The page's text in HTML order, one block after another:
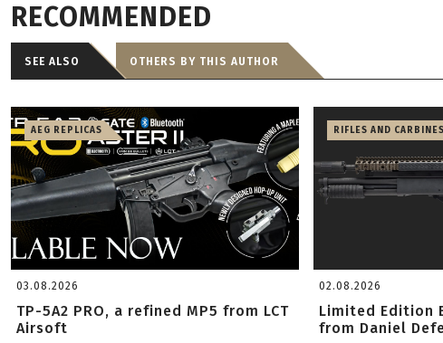
RECOMMENDED
SEE ALSO OTHERS BY THIS AUTHOR
AEG REPLICAS
03.08.2026
TP-5A2 PRO, a refined MP5 from LCT
Airsoft
RIFLES AND CARBINES
02.08.2026
Limited Edition
from Daniel